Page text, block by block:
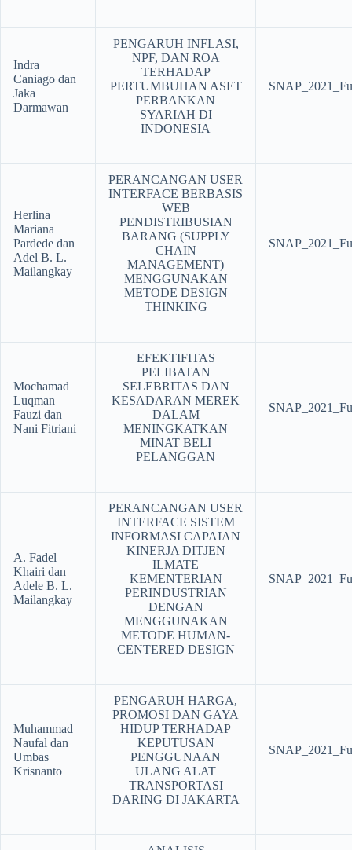
Indra
Caniago dan
Jaka
Darmawan
PENGARUH INFLASI,
NPF, DAN ROA
TERHADAP
PERTUMBUHAN ASET
PERBANKAN
SYARIAH DI
INDONESIA
Herlina
Mariana
Pardede dan
Adel B. L.
Mailangkay
PERANCANGAN USER
INTERFACE BERBASIS
WEB
PENDISTRIBUSIAN
BARANG (SUPPLY
CHAIN
MANAGEMENT)
MENGGUNAKAN
METODE DESIGN
THINKING
Mochamad
Luqman
Fauzi dan
Nani Fitriani
EFEKTIFITAS
PELIBATAN
SELEBRITAS DAN
KESADARAN MEREK
DALAM
MENINGKATKAN
MINAT BELI
PELANGGAN
A. Fadel
Khairi dan
Adele B. L.
Mailangkay
PERANCANGAN USER
INTERFACE SISTEM
INFORMASI CAPAIAN
KINERJA DITJEN
ILMATE
KEMENTERIAN
PERINDUSTRIAN
DENGAN
MENGGUNAKAN
METODE HUMAN-
CENTERED DESIGN
Muhammad
Naufal dan
Umbas
Krisnanto
PENGARUH HARGA,
PROMOSI DAN GAYA
HIDUP TERHADAP
KEPUTUSAN
PENGGUNAAN
ULANG ALAT
TRANSPORTASI
DARING DI JAKARTA